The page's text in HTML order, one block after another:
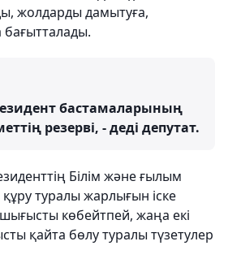
жолдарды дамытуға,
бағытталады.
бастамаларының
резерві, - деді депутат.
Білім және ғылым
құру туралы жарлығын іске
көбейтпей, жаңа екі
қайта бөлу туралы түзетулер